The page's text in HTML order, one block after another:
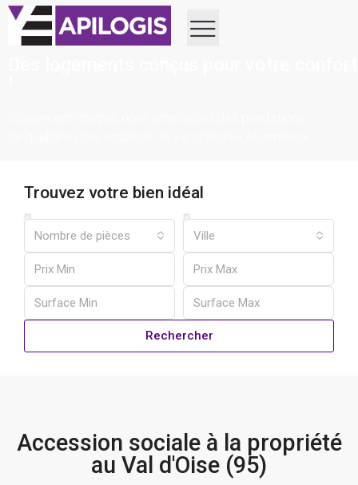
Trouvez votre bien idéal
Nombre de pièces Ville
Rechercher
Accession sociale à la propriété
au Val d'Oise (95)